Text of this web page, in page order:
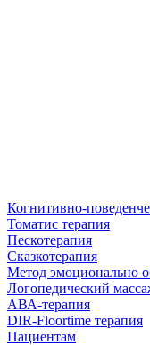
Когнитивно-
Томатис терапия
Пескотерапия
Сказкотерапия
Метод эмоционально
Логопедический
АВА-терапия
DIR-Floortime терапия
Пациентам